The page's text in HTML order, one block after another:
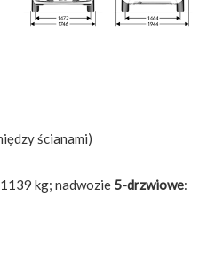
ścianami)
kg; nadwozie 5-drzwiowe: